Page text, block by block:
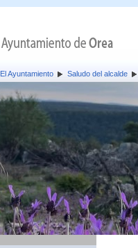
El Ayuntamiento Saludo del alcalde